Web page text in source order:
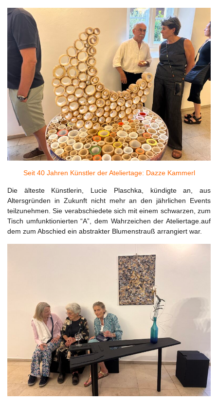
Seit 40 Jahren Künstler der Ateliertage: Dazze Kammerl
Die älteste Künstlerin, Lucie Plaschka, kündigte an, aus
Altersgründen in Zukunft nicht mehr an den jährlichen Events
teilzunehmen. Sie verabschiedete sich mit einem schwarzen, zum
Tisch umfunktionierten “A”, dem Wahrzeichen der Ateliertage.auf
dem zum Abschied ein abstrakter Blumenstrauß arrangiert war.